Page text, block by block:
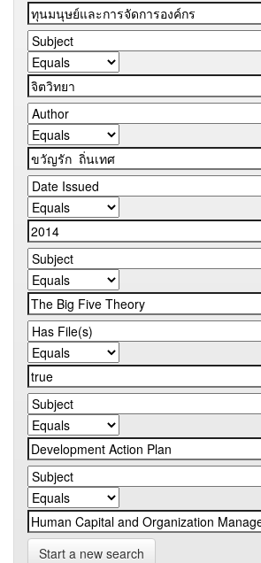
Start a new search